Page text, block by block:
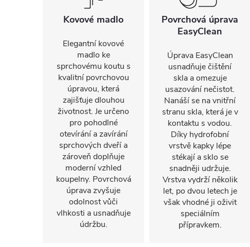
Kovové madlo
Elegantní kovové
madlo ke
sprchovému koutu s
kvalitní povrchovou
úpravou, která
zajišťuje dlouhou
životnost. Je určeno
pro pohodlné
otevírání a zavírání
sprchových dveří a
zároveň doplňuje
moderní vzhled
koupelny. Povrchová
úprava zvyšuje
odolnost vůči
vlhkosti a usnadňuje
údržbu.
Povrchová úprava
EasyClean
Úprava EasyClean
usnadňuje čištění
skla a omezuje
usazování nečistot.
Nanáší se na vnitřní
stranu skla, která je v
kontaktu s vodou.
Díky hydrofobní
vrstvě kapky lépe
stékají a sklo se
snadněji udržuje.
Vrstva vydrží několik
let, po dvou letech je
však vhodné ji oživit
speciálním
přípravkem.